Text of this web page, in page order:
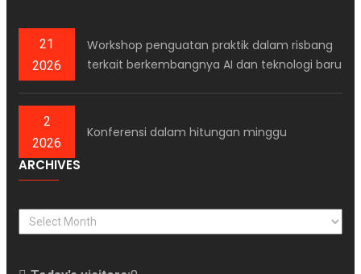
21
2026
Workshop penguatan praktik dalam risbang
terkait berkembangnya AI dan teknologi baru
2
2026
Konferensi dalam hitungan minggu
ARCHIVES
ARCHIVES